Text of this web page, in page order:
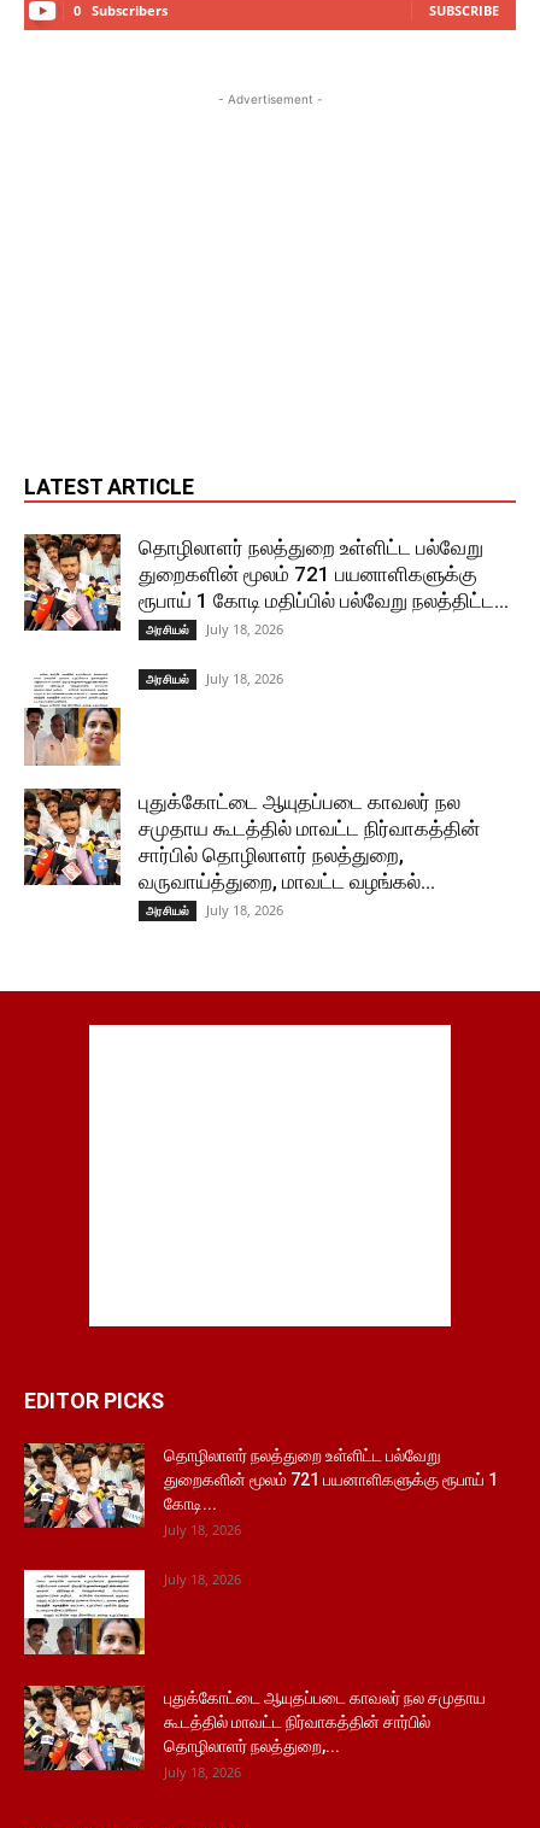
0 Subscribers SUBSCRIBE
- Advertisement -
LATEST ARTICLE
தொழிலாளர் நலத்துறை உள்ளிட்ட பல்வேறு
துறைகளின் மூலம் 721 பயனாளிகளுக்கு
ரூபாய் 1 கோடி மதிப்பில் பல்வேறு நலத்திட்ட...
அரசியல் July 18, 2026
அரசியல் July 18, 2026
புதுக்கோட்டை ஆயுதப்படை காவலர் நல
சமுதாய கூடத்தில் மாவட்ட நிர்வாகத்தின்
சார்பில் தொழிலாளர் நலத்துறை,
வருவாய்த்துறை, மாவட்ட வழங்கல்...
அரசியல் July 18, 2026
EDITOR PICKS
தொழிலாளர் நலத்துறை உள்ளிட்ட பல்வேறு
துறைகளின் மூலம் 721 பயனாளிகளுக்கு ரூபாய் 1
கோடி...
July 18, 2026
July 18, 2026
புதுக்கோட்டை ஆயுதப்படை காவலர் நல சமுதாய
கூடத்தில் மாவட்ட நிர்வாகத்தின் சார்பில்
தொழிலாளர் நலத்துறை,...
July 18, 2026